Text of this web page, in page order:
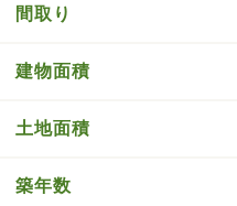
間取り
建物面積
土地面積
築年数